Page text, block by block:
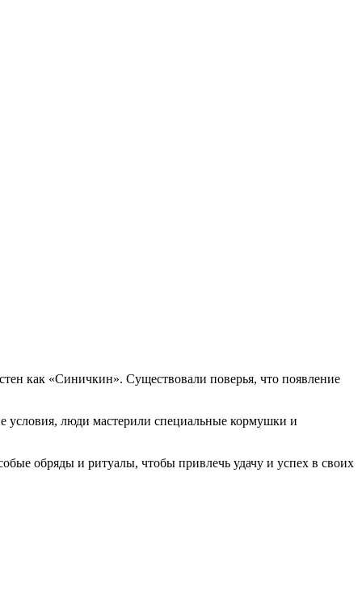
как «Синичкин». Существовали поверья, что появление
условия, люди мастерили специальные кормушки и
обряды и ритуалы, чтобы привлечь удачу и успех в своих